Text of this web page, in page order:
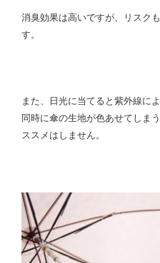
消臭効果は高いですが、リスク
す。
また、日光に当てると紫外線に
同時に傘の生地が色あせてしま
ススメはしません。